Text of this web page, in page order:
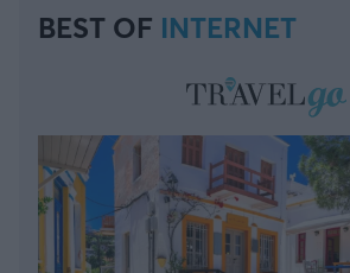
BEST OF INTERNET